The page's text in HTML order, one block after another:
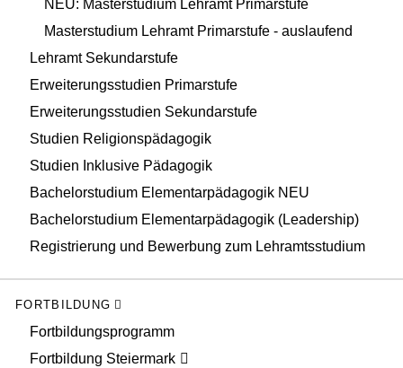
NEU: Masterstudium Lehramt Primarstufe
Masterstudium Lehramt Primarstufe - auslaufend
Lehramt Sekundarstufe
Erweiterungsstudien Primarstufe
Erweiterungsstudien Sekundarstufe
Studien Religionspädagogik
Studien Inklusive Pädagogik
Bachelorstudium Elementarpädagogik NEU
Bachelorstudium Elementarpädagogik (Leadership)
Registrierung und Bewerbung zum Lehramtsstudium
FORTBILDUNG
Fortbildungsprogramm
Fortbildung Steiermark